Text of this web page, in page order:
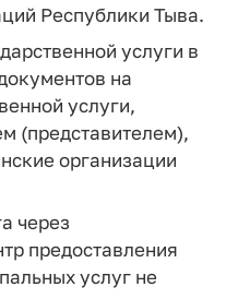
Республики Тыва.
услуги в
на
услуги,
(представителем),
организации
через
предоставления
услуг не